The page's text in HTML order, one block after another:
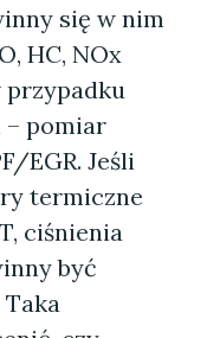
się w nim
HC, NOx
przypadku
pomiar
EGR. Jeśli
termiczne
ciśnienia
być
Taka